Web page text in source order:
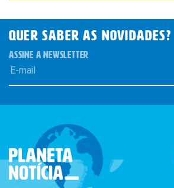
QUER SABER AS novidades?
ASSINE A NEWSLETTERAssinar Planeta Notícia
Já é assinante?Faça
É um professor ou uma escola?